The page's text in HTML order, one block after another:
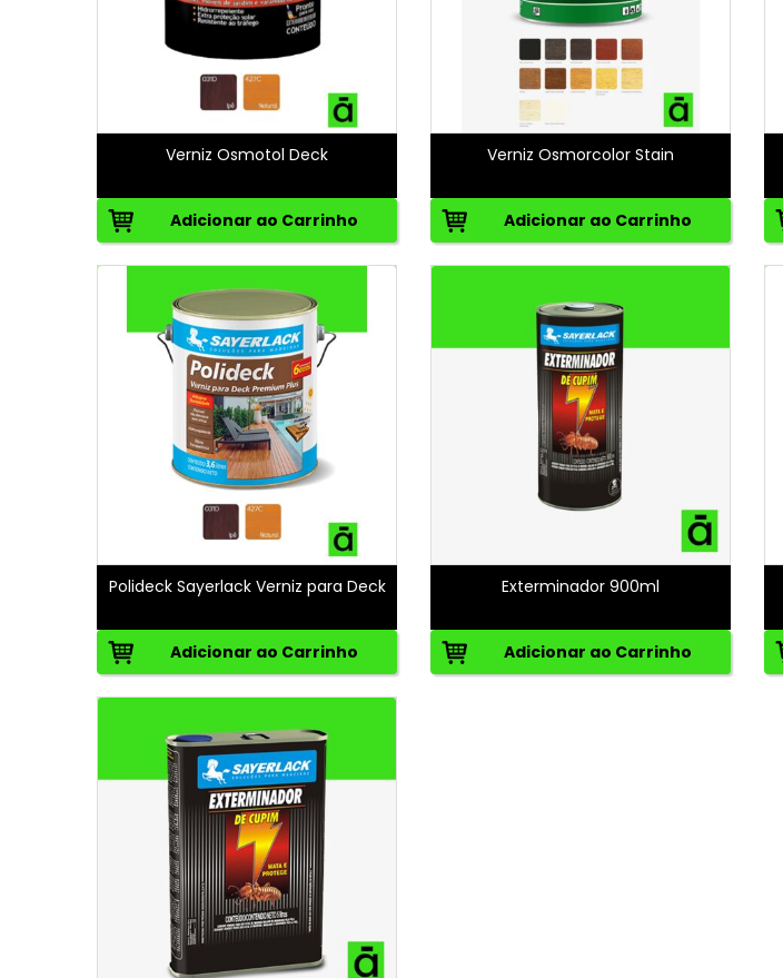
Verniz Osmotol Deck
Adicionar ao Carrinho
Verniz Osmorcolor Stain
Adicionar ao Carrinho
Polideck Sayerlack Verniz para Deck
Adicionar ao Carrinho
Exterminador 900ml
Adicionar ao Carrinho